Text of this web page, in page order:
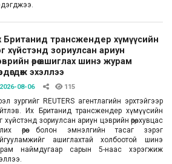
Британид трансжендер хүмүүсийн
хүйстэнд зориулсан ариун
өрөө ашиглах шинэ журам
эхэллээ
2026-08-06 115
зургийг REUTERS агентлагийн эрхтэйгээр
Их Британид трансжендер хүмүүсийн
хүйстэнд зориулсан ариун цэврийн өрөө, хувцас
өрөө болон эмнэлгийн тасаг зэрэг
ашиглахтай холбоотой шинэ
наймдугаар сарын 5-наас хэрэгжиж